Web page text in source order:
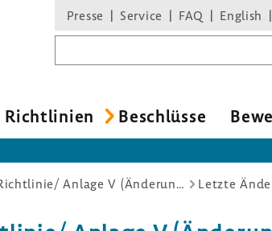
Presse Service FAQ English
Richt­li­nien Beschlüsse
Arzneimittel-Richtlinie/ Anlage V (Änderung) Letzte